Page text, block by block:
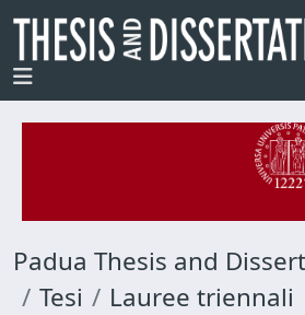
Padua Thesis and
Tesi
Lauree triennali